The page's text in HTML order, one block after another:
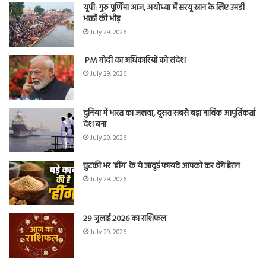
यूपी: गुरु पूर्णिमा आज, अयोध्या में सरयू स्नान के लिए उमड़ी
भक्तों की भीड़
July 29, 2026
PM मोदी का अधिकारियों को संदेश
July 29, 2026
दुनिया में भारत का जलवा, दूसरा सबसे बड़ा नाविक आपूर्तिकर्ता
देश बना
July 29, 2026
चुटकी भर ‘हींग’ के ये जादुई फायदे आपको कर देंगे हैरान
July 29, 2026
29 जुलाई 2026 का राशिफल
July 29, 2026